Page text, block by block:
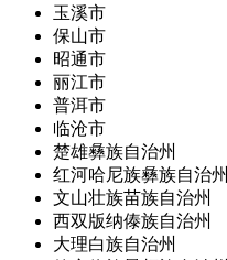
玉溪市
保山市
昭通市
丽江市
普洱市
临沧市
楚雄彝族自治州
红河哈尼族彝族自治州
文山壮族苗族自治州
西双版纳傣族自治州
大理白族自治州